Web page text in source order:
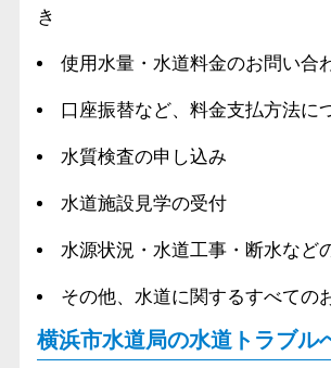
き
使用水量・水道料金のお問い合
口座振替など、料金支払方法に
水質検査の申し込み
水道施設見学の受付
水源状況・水道工事・断水など
その他、水道に関するすべての
横浜市水道局の水道トラブル